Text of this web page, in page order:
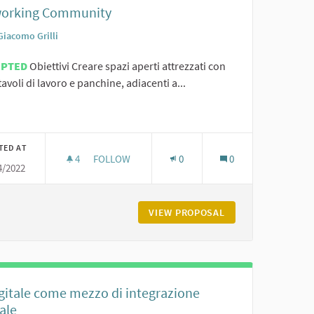
SALTA ALLA GUIDA E RAGGIUNGE LE FRAZIONI!
Community
Grilli
Obiettivi Creare spazi aperti attrezzati con
di lavoro e panchine, adiacenti a...
AT
2022
4 4 FOLLOWERS
FOLLOW 0 0
VIEW PROPOSAL
come mezzo di integrazione